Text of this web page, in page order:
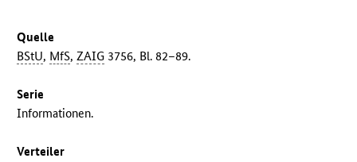
Quelle
BStU, MfS,ZAIG 3756, Bl. 82–89.
Serie
Informationen.
Verteiler